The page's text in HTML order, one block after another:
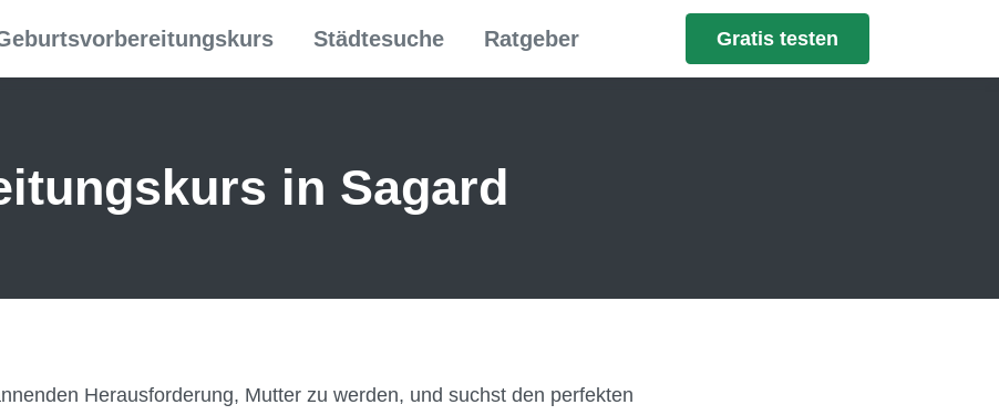
Städtesuche Ratgeber Gratis testen
in Sagard
Herausforderung, Mutter zu werden, und suchst den perfekten